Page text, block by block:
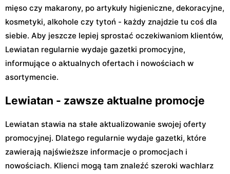
mięso czy makarony, po artykuły higieniczne, dekoracyjne,
kosmetyki, alkohole czy tytoń - każdy znajdzie tu coś dla
siebie. Aby jeszcze lepiej sprostać oczekiwaniom klientów,
Lewiatan regularnie wydaje gazetki promocyjne,
informujące o aktualnych ofertach i nowościach w
asortymencie.
Lewiatan - zawsze aktualne promocje
Lewiatan stawia na stałe aktualizowanie swojej oferty
promocyjnej. Dlatego regularnie wydaje gazetki, które
zawierają najświeższe informacje o promocjach i
nowościach. Klienci mogą tam znaleźć szeroki wachlarz